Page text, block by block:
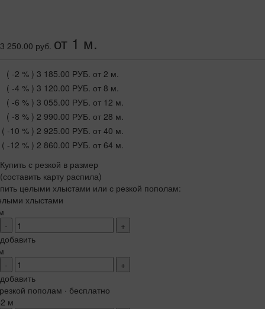
3 250.00 руб. от 1 м.
( -2 % ) 3 185.00 РУБ. от 2 м.
( -4 % ) 3 120.00 РУБ. от 8 м.
( -6 % ) 3 055.00 РУБ. от 12 м.
( -8 % ) 2 990.00 РУБ. от 28 м.
( -10 % ) 2 925.00 РУБ. от 40 м.
( -12 % ) 2 860.00 РУБ. от 64 м.
Купить с резкой в размер
(составить карту распила)
целыми хлыстами или с резкой пополам:
хлыстами
-
+
добавить
-
+
добавить
пополам · бесплатно
м